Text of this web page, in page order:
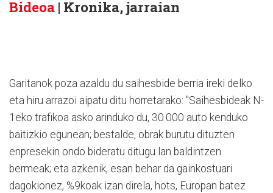
Bideoa | Kronika, jarraian
Garitanok poza azaldu du saihesbide berria ireki delko
eta hiru arrazoi aipatu ditu horretarako: "Saihesbideak N-
1eko trafikoa asko arinduko du, 30.000 auto kenduko
baitizkio egunean; bestalde, obrak burutu dituzten
enpresekin ondo bideratu ditugu lan baldintzen
bermeak; eta azkenik, esan behar da gainkostuari
dagokionez, %9koak izan direla, hots, Europan batez